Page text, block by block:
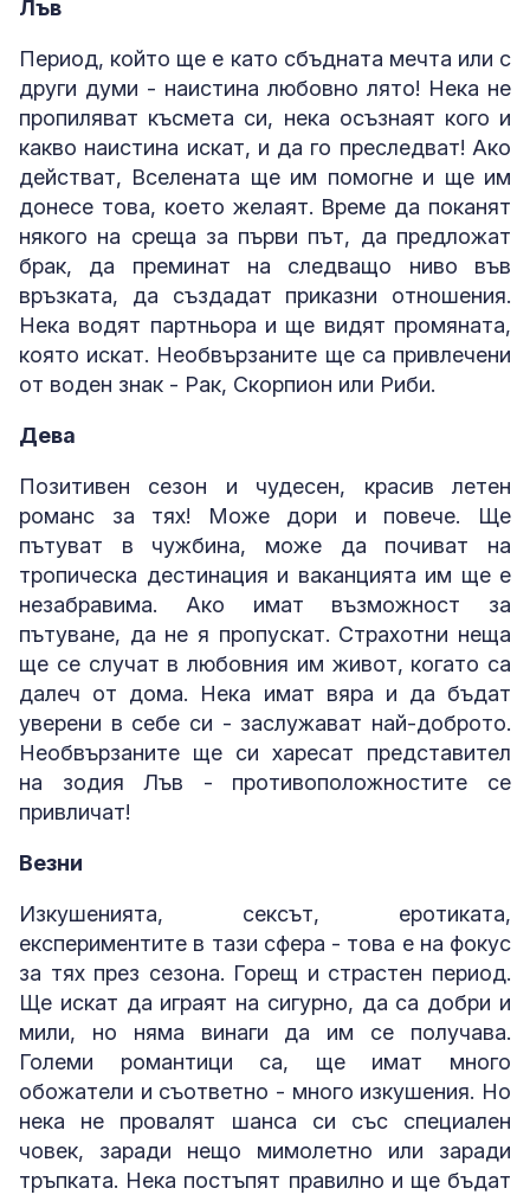
Лъв
Период, който ще е като сбъдната мечта или с
други думи - наистина любовно лято! Нека не
пропиляват късмета си, нека осъзнаят кого и
какво наистина искат, и да го преследват! Ако
действат, Вселената ще им помогне и ще им
донесе това, което желаят. Време да поканят
някого на среща за първи път, да предложат
брак, да преминат на следващо ниво във
връзката, да създадат приказни отношения.
Нека водят партньора и ще видят промяната,
която искат. Необвързаните ще са привлечени
от воден знак - Рак, Скорпион или Риби.
Дева
Позитивен сезон и чудесен, красив летен
романс за тях! Може дори и повече. Ще
пътуват в чужбина, може да почиват на
тропическа дестинация и ваканцията им ще е
незабравима. Ако имат възможност за
пътуване, да не я пропускат. Страхотни неща
ще се случат в любовния им живот, когато са
далеч от дома. Нека имат вяра и да бъдат
уверени в себе си - заслужават най-доброто.
Необвързаните ще си харесат представител
на зодия Лъв - противоположностите се
привличат!
Везни
Изкушенията, сексът, еротиката,
експериментите в тази сфера - това е на фокус
за тях през сезона. Горещ и страстен период.
Ще искат да играят на сигурно, да са добри и
мили, но няма винаги да им се получава.
Големи романтици са, ще имат много
обожатели и съответно - много изкушения. Но
нека не провалят шанса си със специален
човек, заради нещо мимолетно или заради
тръпката. Нека постъпят правилно и ще бъдат